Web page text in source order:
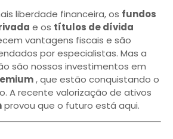
liberdade financeira, os fundos
e os títulos de dívida
vantagens fiscais e são
por especialistas. Mas a
são nossos investimentos em
, que estão conquistando o
A recente valorização de ativos
provou que o futuro está aqui.